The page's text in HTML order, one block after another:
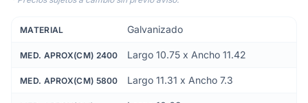
MATERIAL Galvanizado
MED. APROX(CM) 2400 Largo 10.75 x Ancho 11.42
MED. APROX(CM) 5800 Largo 11.31 x Ancho 7.3